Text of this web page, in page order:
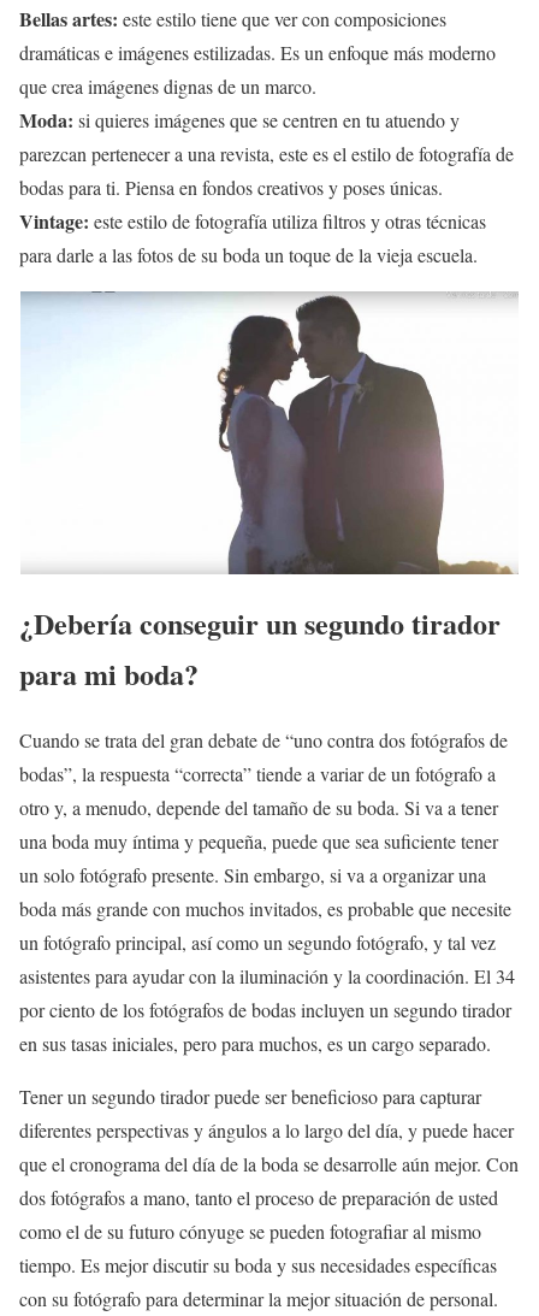
Bellas artes: este estilo tiene que ver con composiciones
dramáticas e imágenes estilizadas. Es un enfoque más moderno
que crea imágenes dignas de un marco.
Moda: si quieres imágenes que se centren en tu atuendo y
parezcan pertenecer a una revista, este es el estilo de fotografía de
bodas para ti. Piensa en fondos creativos y poses únicas.
Vintage: este estilo de fotografía utiliza filtros y otras técnicas
para darle a las fotos de su boda un toque de la vieja escuela.
¿Debería conseguir un segundo tirador
para mi boda?
Cuando se trata del gran debate de “uno contra dos fotógrafos de
bodas”, la respuesta “correcta” tiende a variar de un fotógrafo a
otro y, a menudo, depende del tamaño de su boda. Si va a tener
una boda muy íntima y pequeña, puede que sea suficiente tener
un solo fotógrafo presente. Sin embargo, si va a organizar una
boda más grande con muchos invitados, es probable que necesite
un fotógrafo principal, así como un segundo fotógrafo, y tal vez
asistentes para ayudar con la iluminación y la coordinación. El 34
por ciento de los fotógrafos de bodas incluyen un segundo tirador
en sus tasas iniciales, pero para muchos, es un cargo separado.
Tener un segundo tirador puede ser beneficioso para capturar
diferentes perspectivas y ángulos a lo largo del día, y puede hacer
que el cronograma del día de la boda se desarrolle aún mejor. Con
dos fotógrafos a mano, tanto el proceso de preparación de usted
como el de su futuro cónyuge se pueden fotografiar al mismo
tiempo. Es mejor discutir su boda y sus necesidades específicas
con su fotógrafo para determinar la mejor situación de personal.